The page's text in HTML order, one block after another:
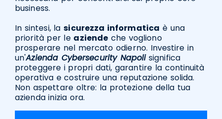
business.
In sintesi, lasicurezza informatica è una
priorità per le aziende che vogliono
prosperare nel mercato odierno. Investire in
un'Azienda Cybersecurity Napolisignifica
proteggere i propri dati, garantire la continuità
operativa e costruire una reputazione solida.
Non aspettare oltre: la protezione della tua
azienda inizia ora.